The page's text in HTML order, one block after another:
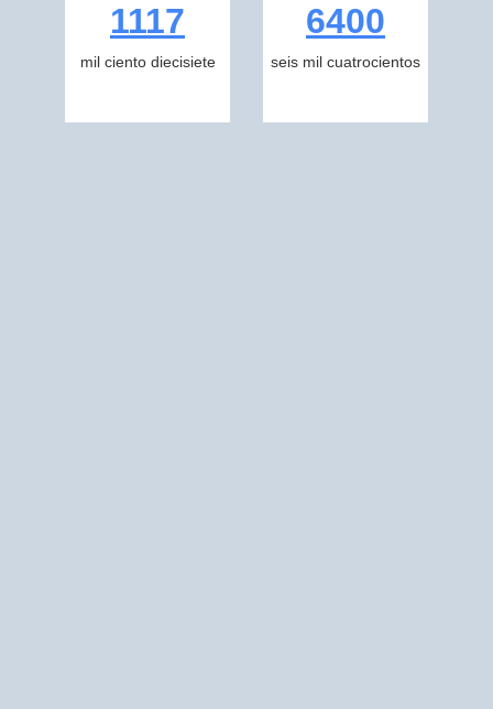
1117
mil ciento diecisiete
6400
seis mil cuatrocientos